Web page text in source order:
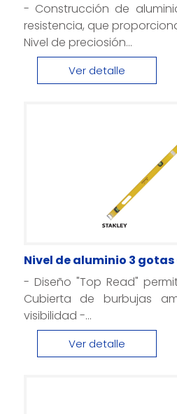
- Construcción de
resistencia, que
Nivel de preciosión...
Ver detalle
Nivel de aluminio 3 gotas
- Diseño "Top Read"
Cubierta de burbujas
visibilidad -...
Ver detalle